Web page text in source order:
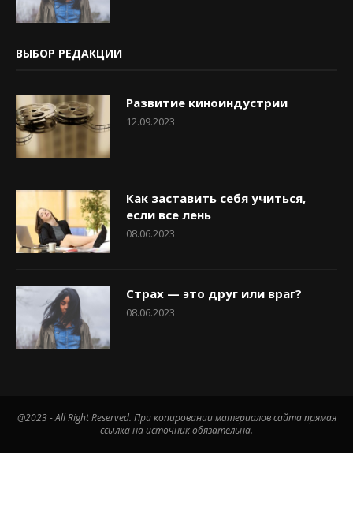
ВЫБОР РЕДАКЦИИ
Развитие киноиндустрии
12.09.2023
Как заставить себя учиться,
если все лень
08.06.2023
Страх — это друг или враг?
08.06.2023
@2023 - All Right Reserved. При копировании материалов сайта прямая
ссылка на источник обязательна.